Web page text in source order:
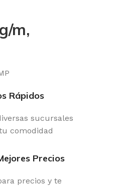
m,
Rápidos
sucursales
comodidad
Precios
precios y te